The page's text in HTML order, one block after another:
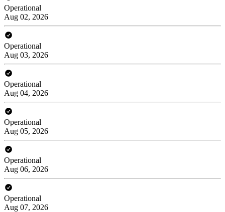
Operational
Aug 02, 2026
Operational
Aug 03, 2026
Operational
Aug 04, 2026
Operational
Aug 05, 2026
Operational
Aug 06, 2026
Operational
Aug 07, 2026